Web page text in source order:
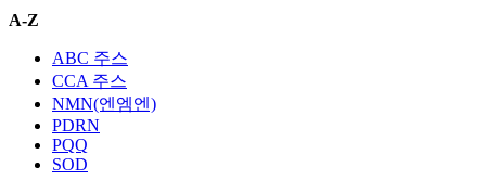
A-Z
ABC 주스
CCA 주스
NMN(엔엠엔)
PDRN
PQQ
SOD